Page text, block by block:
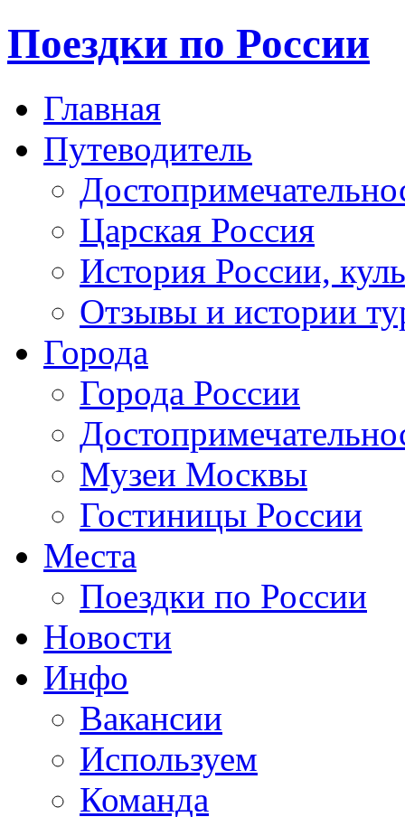
Поездки по России
Главная
Путеводитель
Царская Россия
История России,
Отзывы и истории
Города
Города России
Музеи Москвы
Гостиницы России
Места
Поездки по России
Новости
Инфо
Вакансии
Используем
Команда